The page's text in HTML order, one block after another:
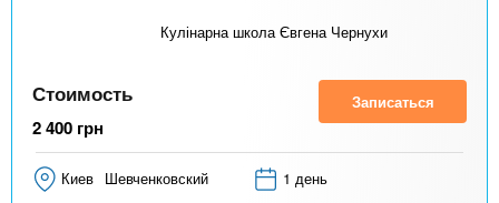
Кулінарна школа Євгена Чернухи
Стоимость
2 400 грн
Записаться
Киев Шевченковский 1 день